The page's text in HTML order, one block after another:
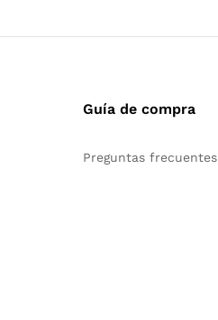
Guía de compra
Preguntas frecuentes